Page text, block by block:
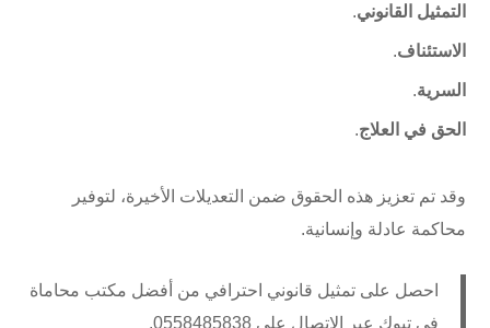
التمثيل القانوني.
الاستئناف.
السرية.
الحق في العلاج.
وقد تم تعزيز هذه الحقوق ضمن التعديلات الأخيرة، لتوفير
محاكمة عادلة وإنسانية.
احصل على تمثيل قانوني احترافي من أفضل مكتب محاماة
في تبوك عبر الاتصال على ⁦0558485838⁩.